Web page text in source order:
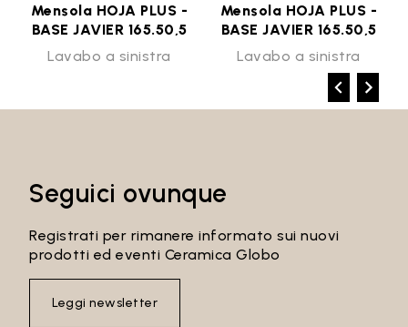
Mensola HOJA PLUS -
BASE JAVIER 165.50,5
Lavabo a sinistra
Mensola HOJA PLUS -
BASE JAVIER 165.50,5
Lavabo a sinistra
Seguici ovunque
Registrati per rimanere informato sui nuovi
prodotti ed eventi Ceramica Globo
Leggi newsletter